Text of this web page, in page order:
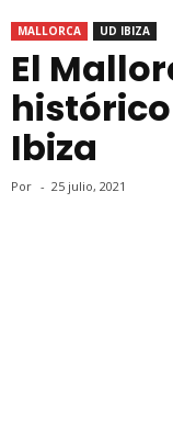
MALLORCA UD IBIZA
El
Ibiza
Por - 25 julio, 2021